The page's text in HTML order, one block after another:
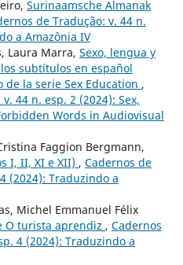
Surinaamsche Almanak
de Tradução: v. 44 n.
a Amazônia IV
Laura Marra, Sexo, lengua y
subtítulos en español
la serie Sex Education ,
44 n. esp. 2 (2024): Sex,
Words in Audiovisual
Faggion Bergmann,
I, II, XI e XII) , Cadernos de
(2024): Traduzindo a
Michel Emmanuel Félix
O turista aprendiz , Cadernos
4 (2024): Traduzindo a